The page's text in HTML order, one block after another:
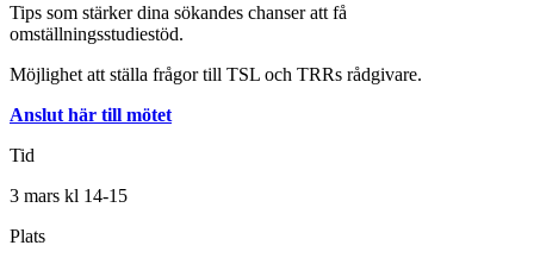
Tips som stärker dina sökandes chanser att få
omställningsstudiestöd.
Möjlighet att ställa frågor till TSL och TRRs rådgivare.
Anslut här till mötet
Tid
3 mars kl 14-15
Plats